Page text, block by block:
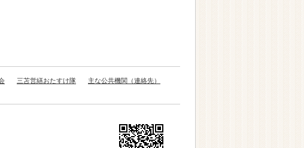
三苫営繕おたすけ隊
主な公共機関（連絡先）